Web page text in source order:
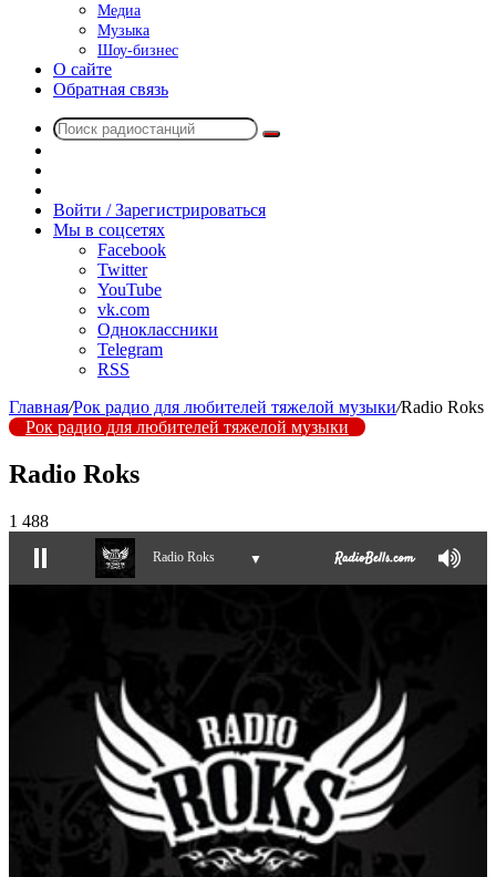
Медиа
Музыка
Шоу-бизнес
О сайте
Обратная связь
Поиск
радио
Войти / Зарегистрироваться
Мы в соцсетях
Facebook
Twitter
YouTube
vk.com
Одноклассники
Telegram
RSS
Главная/Рок радио для любителей тяжелой музыки/Radio Roks
Рок радио для любителей тяжелой музыки
Radio Roks
1 488
Radio Roks ▼